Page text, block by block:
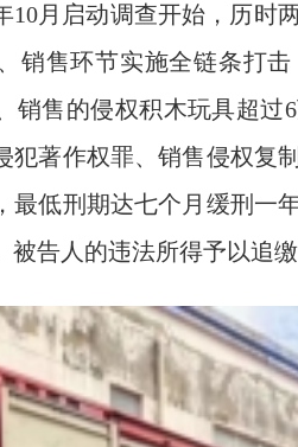
10月启动调查开始，历时
销售环节实施全链条打
销售的侵权积木玩具超过
犯著作权罪、销售侵权复
最低刑期达七个月缓刑一
被告人的违法所得予以追